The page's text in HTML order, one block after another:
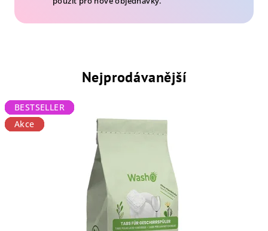
Nejprodávanější
BESTSELLER
BESTSELLER
Akce
BESTSELLER
BESTSELLER
BESTSELLER
BESTSELLER
BESTSELLER
BESTSELLER
BESTSELLER
BESTSELLER
BESTSELLER
Akce
BESTSELLER
BESTSELLER
BESTSELLER
BESTSELLER
Akce
BESTSELLER
BESTSELLER
BESTSELLER
Akce
BESTSELLER
Akce